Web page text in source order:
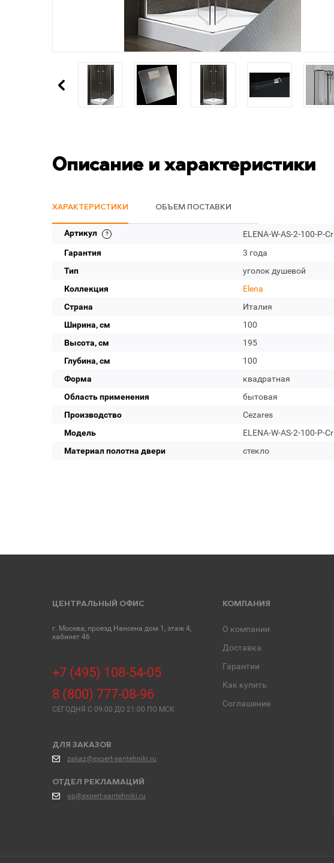
Описание и характеристики
ХАРАКТЕРИСТИКИ ОБЪЕМ ПОСТАВКИ
Артикул
ELENA-W-AS-2-100-P-Cr
Гарантия
3 года
Тип
уголок душевой
Коллекция
Elena
Страна
Италия
Ширина, см
100
Высота, см
195
Глубина, см
100
Форма
квадратная
Область применения
бытовая
Производство
Cezares
Модель
ELENA-W-AS-2-100-P-Cr
Материал полотна двери
стекло
ЦЕНТРАЛЬНЫЙ ОФИС
г. Москва, проезд Нансена дом 1, этаж 4,
кабинет 46
+7 (495) 108-54-05
8 (800) 777-08-96
СЕГОДНЯ C 09:00 ДО 21:00 ПО МСК
ДЛЯ ЗАКАЗОВ
zakaz@expert-santehniki.ru
ОТДЕЛ РЕКЛАМАЦИЙ
op@expert-santehniki.ru
КОМПАНИЯ
О компании
Доставка
Гарантии
Как купить
Соглашение